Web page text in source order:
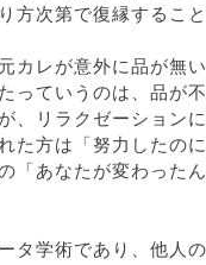
方次第で復縁すること
カレが意外に品が無
っていうのは、品が
、リラクゼーション
た方は「努力したの
「あなたが変わった
タ学術であり、他人